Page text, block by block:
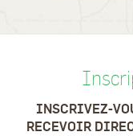
INSCRIVEZ-
RECEVOIR